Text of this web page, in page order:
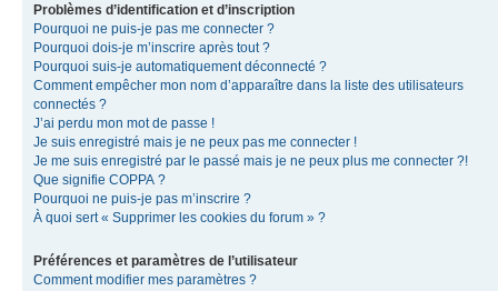
Problèmes d’identification et d’inscription
Pourquoi ne puis-je pas me connecter ?
Pourquoi dois-je m’inscrire après tout ?
Pourquoi suis-je automatiquement déconnecté ?
Comment empêcher mon nom d’apparaître dans la liste des utilisateurs
connectés ?
J’ai perdu mon mot de passe !
Je suis enregistré mais je ne peux pas me connecter !
Je me suis enregistré par le passé mais je ne peux plus me connecter ?!
Que signifie COPPA ?
Pourquoi ne puis-je pas m’inscrire ?
À quoi sert « Supprimer les cookies du forum » ?
Préférences et paramètres de l’utilisateur
Comment modifier mes paramètres ?